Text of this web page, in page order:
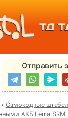
ТД
Отправить
› Самоходные
АКБ Lema SRM